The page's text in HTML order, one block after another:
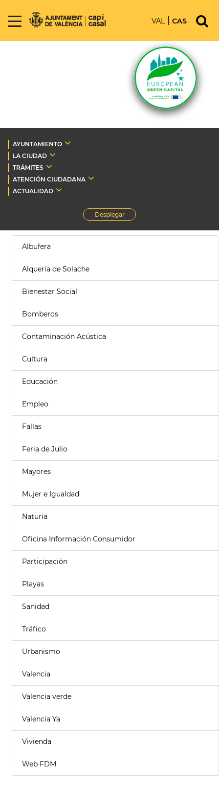
VAL CAS
AYUNTAMIENTO
LA CIUDAD
TRÁMITES
ATENCIÓN CIUDADANA
ACTUALIDAD
Desplegar
Albufera
Alquería de Solache
Bienestar Social
Bomberos
Contaminación Acústica
Cultura
Educación
Empleo
Fallas
Feria de Julio
Mayores
Mujer e Igualdad
Naturia
Oficina Información Consumidor
Participación
Playas
Sanidad
Tráfico
Urbanismo
Valencia
Valencia verde
Valencia Ya
Vivienda
Web FDM